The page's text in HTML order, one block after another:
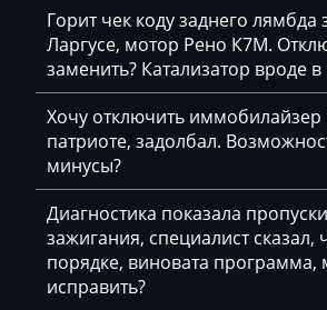
Camc
Case
Caterpillar
CFMoto
Challenger
Changan
Changhe
Горит чек коду заднего лямбда
Ларгусе, мотор Рено К7М.
заменить? Катализатор вроде
Хочу отключить иммобилайзер
патриоте, задолбал.
минусы?
Диагностика показала пропуски
зажигания, специалист сказал,
порядке, виновата
исправить?